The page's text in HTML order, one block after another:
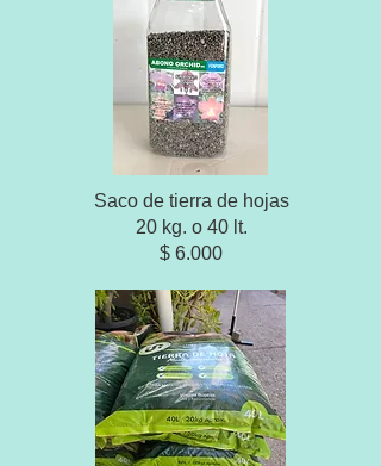
Saco de tierra de hojas
20 kg. o 40 lt.
$ 6.000